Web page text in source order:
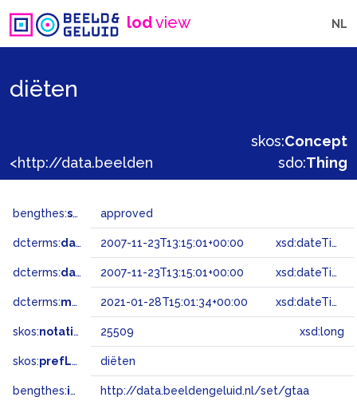
lodview NL
diëten
skos:Concept
sdo:Thing
bengthes:status approved
dcterms:dateAccepted 2007-11-23T13:15:01+00:00 xsd:dateTime
dcterms:dateSubmitted 2007-11-23T13:15:01+00:00 xsd:dateTime
dcterms:modified 2021-01-28T15:01:34+00:00 xsd:dateTime
skos:notation 25509 xsd:long
skos:prefLabel diëten
bengthes:inSet http://data.beeldengeluid.nl/set/gtaa